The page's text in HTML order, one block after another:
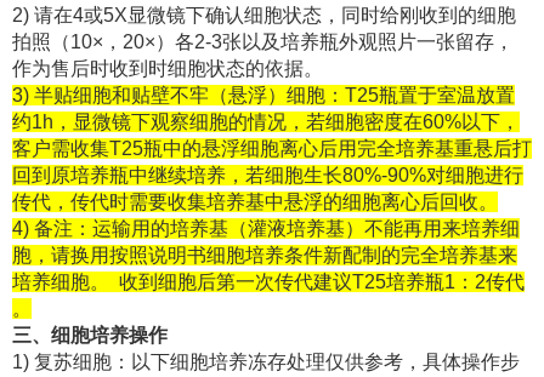
2) 请在4或5X显微镜下确认细胞状态，同时给刚收到的细胞
拍照（10×，20×）各2-3张以及培养瓶外观照片一张留存，
作为售后时收到时细胞状态的依据。
3) 半贴细胞和贴壁不牢（悬浮）细胞：T25瓶置于室温放置
约1h，显微镜下观察细胞的情况，若细胞密度在60%以下，
客户需收集T25瓶中的悬浮细胞离心后用完全培养基重悬后打
回到原培养瓶中继续培养，若细胞生长80%-90%对细胞进行
传代，传代时需要收集培养基中悬浮的细胞离心后回收。
4) 备注：运输用的培养基（灌液培养基）不能再用来培养细
胞，请换用按照说明书细胞培养条件新配制的完全培养基来
培养细胞。 收到细胞后第一次传代建议T25培养瓶1：2传代
。
三、细胞培养操作
1) 复苏细胞：以下细胞培养冻存处理仅供参考，具体操作步